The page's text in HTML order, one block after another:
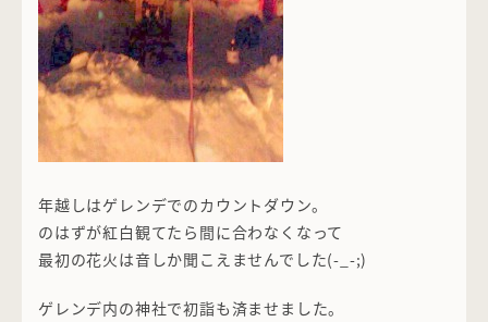
年越しはゲレンデでのカウントダウン。
のはずが紅白観てたら間に合わなくなって
最初の花火は音しか聞こえませんでした(-_-;)
ゲレンデ内の神社で初詣も済ませました。